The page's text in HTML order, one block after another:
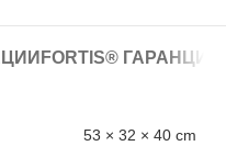
FORTIS®
53 × 32 × 40 cm